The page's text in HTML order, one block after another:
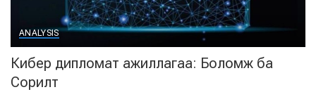
ANALYSIS
Кибер дипломат ажиллагаа: Боломж ба
Сорилт